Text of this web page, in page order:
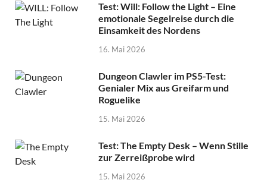
Test: Will: Follow the Light – Eine
emotionale Segelreise durch die
Einsamkeit des Nordens
16. Mai 2026
Dungeon Clawler im PS5-Test:
Genialer Mix aus Greifarm und
Roguelike
15. Mai 2026
Test: The Empty Desk – Wenn Stille
zur Zerreißprobe wird
15. Mai 2026